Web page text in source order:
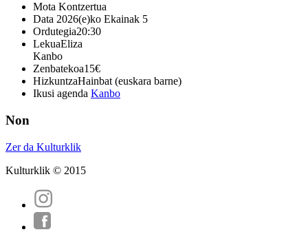
Mota Kontzertua
Data 2026(e)ko Ekainak 5
Ordutegia20:30
LekuaEliza
Kanbo
Zenbatekoa15€
HizkuntzaHainbat (euskara barne)
Ikusi agenda Kanbo
Non
Zer da Kulturklik
Kulturklik © 2015